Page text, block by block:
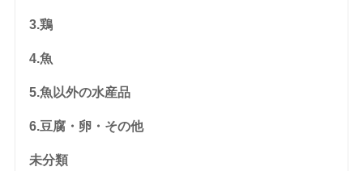
3.鶏
4.魚
5.魚以外の水産品
6.豆腐・卵・その他
未分類